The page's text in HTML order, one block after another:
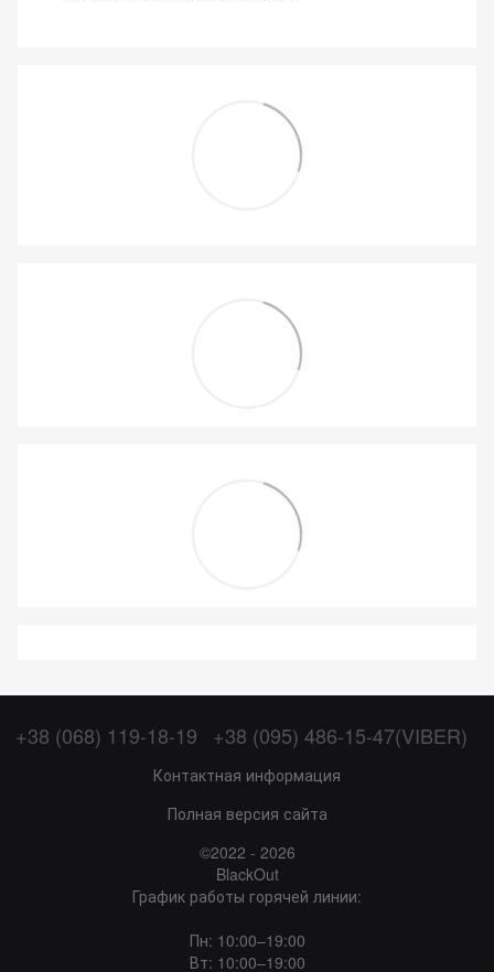
+38 (068) 119-18-19 +38 (095) 486-15-47(VIBER)
Контактная информация
Полная версия сайта
©2022 - 2026
BlackOut
График работы горячей линии:
Пн: 10:00–19:00
Вт: 10:00–19:00